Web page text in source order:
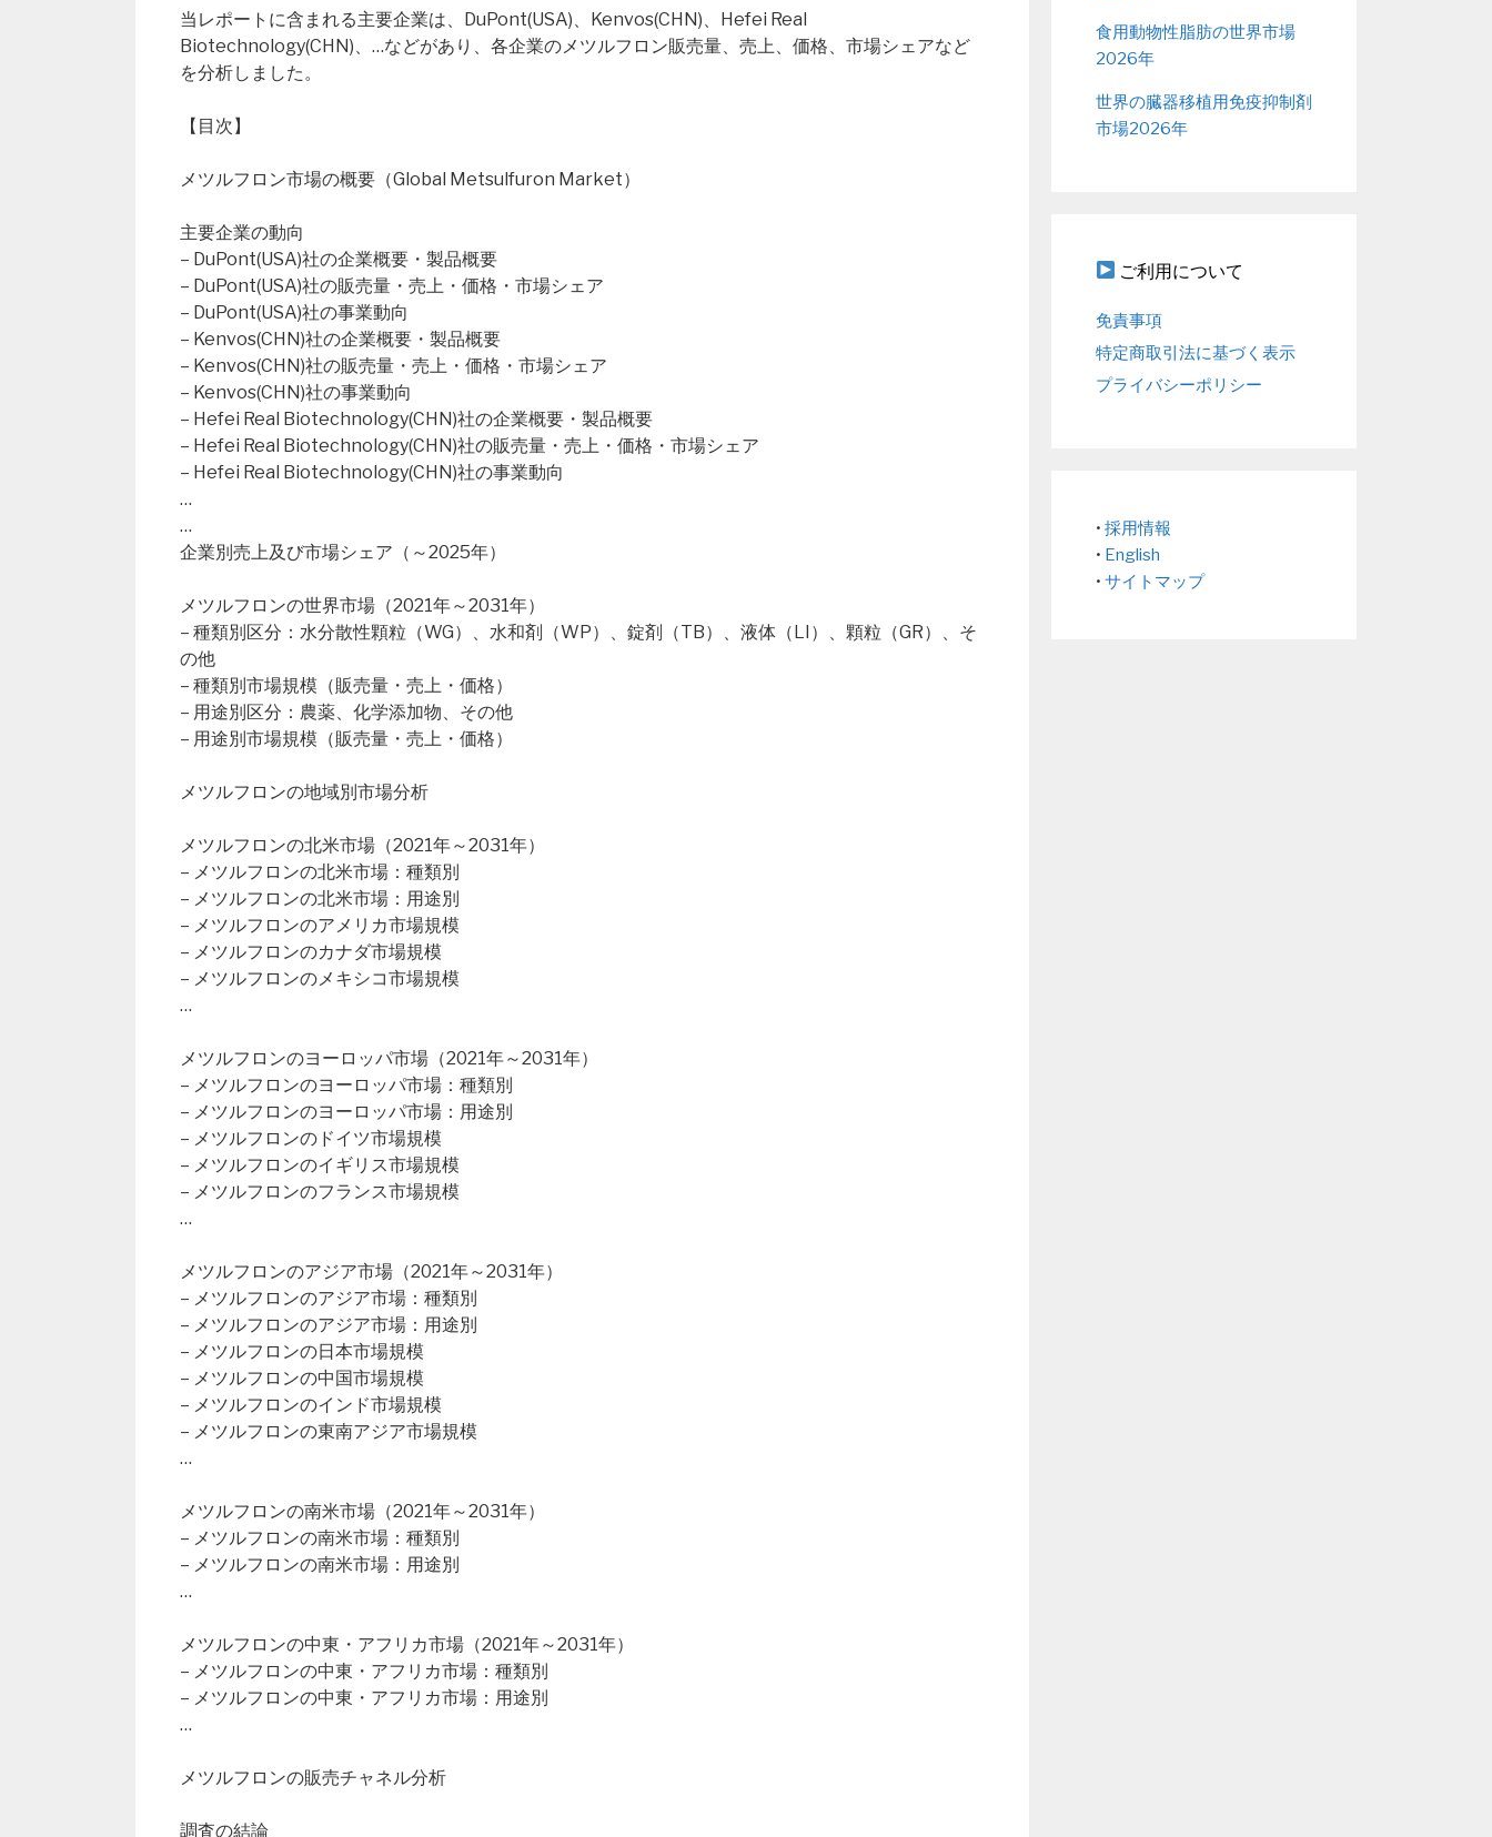
当レポートに含まれる主要企業は、DuPont(USA)、Kenvos(CHN)、Hefei Real
Biotechnology(CHN)、…などがあり、各企業のメツルフロン販売量、売上、価格、市場シェアなど
を分析しました。
【目次】
メツルフロン市場の概要（Global Metsulfuron Market）
主要企業の動向
– DuPont(USA)社の企業概要・製品概要
– DuPont(USA)社の販売量・売上・価格・市場シェア
– DuPont(USA)社の事業動向
– Kenvos(CHN)社の企業概要・製品概要
– Kenvos(CHN)社の販売量・売上・価格・市場シェア
– Kenvos(CHN)社の事業動向
– Hefei Real Biotechnology(CHN)社の企業概要・製品概要
– Hefei Real Biotechnology(CHN)社の販売量・売上・価格・市場シェア
– Hefei Real Biotechnology(CHN)社の事業動向
…
…
企業別売上及び市場シェア（～2025年）
メツルフロンの世界市場（2021年～2031年）
– 種類別区分：水分散性顆粒（WG）、水和剤（WP）、錠剤（TB）、液体（LI）、顆粒（GR）、そ
の他
– 種類別市場規模（販売量・売上・価格）
– 用途別区分：農薬、化学添加物、その他
– 用途別市場規模（販売量・売上・価格）
メツルフロンの地域別市場分析
メツルフロンの北米市場（2021年～2031年）
– メツルフロンの北米市場：種類別
– メツルフロンの北米市場：用途別
– メツルフロンのアメリカ市場規模
– メツルフロンのカナダ市場規模
– メツルフロンのメキシコ市場規模
…
メツルフロンのヨーロッパ市場（2021年～2031年）
– メツルフロンのヨーロッパ市場：種類別
– メツルフロンのヨーロッパ市場：用途別
– メツルフロンのドイツ市場規模
– メツルフロンのイギリス市場規模
– メツルフロンのフランス市場規模
…
メツルフロンのアジア市場（2021年～2031年）
– メツルフロンのアジア市場：種類別
– メツルフロンのアジア市場：用途別
– メツルフロンの日本市場規模
– メツルフロンの中国市場規模
– メツルフロンのインド市場規模
– メツルフロンの東南アジア市場規模
…
メツルフロンの南米市場（2021年～2031年）
– メツルフロンの南米市場：種類別
– メツルフロンの南米市場：用途別
…
メツルフロンの中東・アフリカ市場（2021年～2031年）
– メツルフロンの中東・アフリカ市場：種類別
– メツルフロンの中東・アフリカ市場：用途別
…
メツルフロンの販売チャネル分析
調査の結論
食用動物性脂肪の世界市場
2026年
世界の臓器移植用免疫抑制剤
市場2026年
ご利用について
免責事項
特定商取引法に基づく表示
プライバシーポリシー
• 採用情報
• English
• サイトマップ